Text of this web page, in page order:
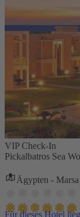
VIP Check-In
Pickalbatros Sea
Ägypten -
Für dieses Hotel